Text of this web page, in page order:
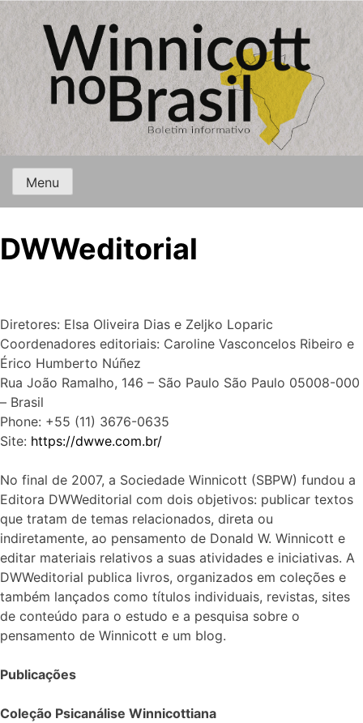
Menu
DWWeditorial
Diretores: Elsa Oliveira Dias e Zeljko Loparic
Coordenadores editoriais: Caroline Vasconcelos Ribeiro e
Érico Humberto Núñez
Rua João Ramalho, 146 – São Paulo São Paulo 05008-000
– Brasil
Phone: +55 (11) 3676-0635
Site: https://dwwe.com.br/
No final de 2007, a Sociedade Winnicott (SBPW) fundou a
Editora DWWeditorial com dois objetivos: publicar textos
que tratam de temas relacionados, direta ou
indiretamente, ao pensamento de Donald W. Winnicott e
editar materiais relativos a suas atividades e iniciativas. A
DWWeditorial publica livros, organizados em coleções e
também lançados como títulos individuais, revistas, sites
de conteúdo para o estudo e a pesquisa sobre o
pensamento de Winnicott e um blog.
Publicações
Coleção Psicanálise Winnicottiana